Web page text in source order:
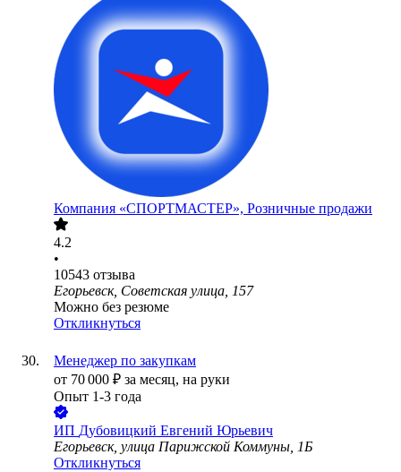
Компания «СПОРТМАСТЕР», Розничные продажи
4.2
•
10543 отзыва
Егорьевск, Советская улица, 157
Можно без резюме
Откликнуться
Менеджер по закупкам
от 70 000 ₽ за месяц, на руки
Опыт 1-3 года
ИП Дубовицкий Евгений Юрьевич
Егорьевск, улица Парижской Коммуны, 1Б
Откликнуться